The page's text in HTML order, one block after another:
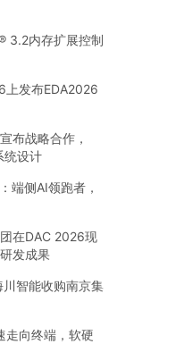
3.2内存扩展控制
上发布EDA2026
布战略合作，
统设计
端侧AI领跑者，
在DAC 2026现
发成果
智能收购南京集
走向终端，软硬